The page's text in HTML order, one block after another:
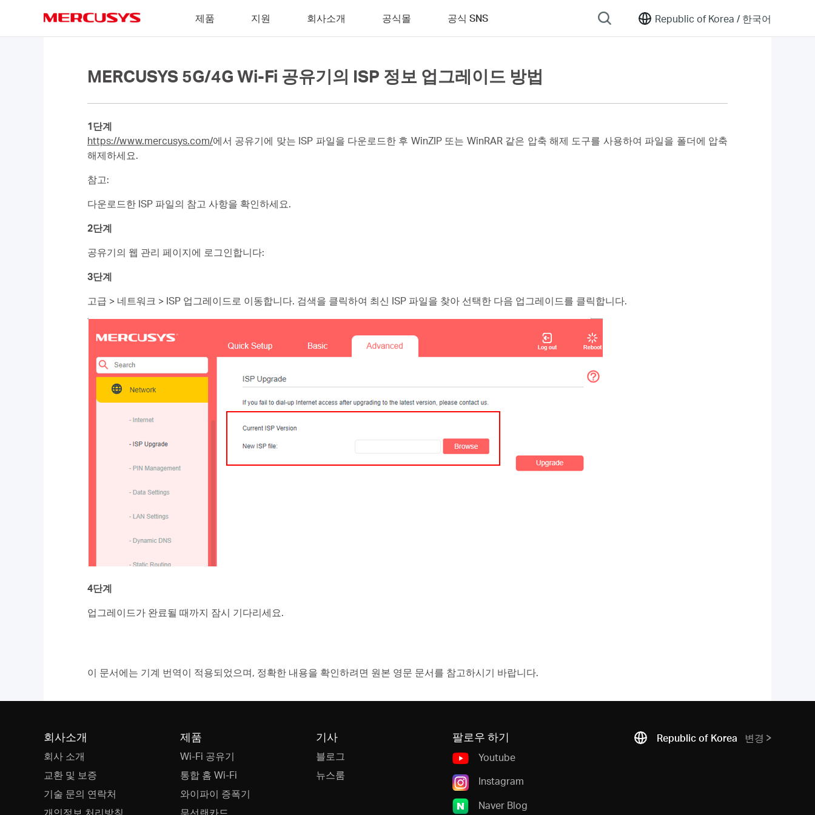
Republic of Korea / 한국어
제품 지원 회사소개 공식몰 공식 SNS
MERCUSYS 5G/4G Wi-Fi 공유기의 ISP 정보 업그레이드 방법
1단계
https://www.mercusys.com/에서 공유기에 맞는 ISP 파일을 다운로드한 후 WinZIP 또는 WinRAR 같은 압축 해제 도구를 사용하여 파일을 폴더에 압축
해제하세요.
참고:
다운로드한 ISP 파일의 참고 사항을 확인하세요.
2단계
공유기의 웹 관리 페이지에 로그인합니다:
3단계
고급 > 네트워크 > ISP 업그레이드로 이동합니다. 검색을 클릭하여 최신 ISP 파일을 찾아 선택한 다음 업그레이드를 클릭합니다.
4단계
업그레이드가 완료될 때까지 잠시 기다리세요.
이 문서에는 기계 번역이 적용되었으며, 정확한 내용을 확인하려면 원본 영문 문서를 참고하시기 바랍니다.
회사소개
회사 소개
교환 및 보증
기술 문의 연락처
개인정보 처리방침
제품
Wi-Fi 공유기
통합 홈 Wi-Fi
와이파이 증폭기
무선랜카드
기사
블로그
뉴스룸
팔로우 하기
Youtube
Instagram
Naver Blog
Republic of Korea 변경